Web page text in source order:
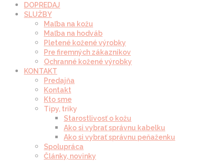
DOPREDAJ
SLUŽBY
Maľba na kožu
Maľba na hodváb
Pletené kožené výrobky
Pre firemných zákazníkov
Ochranné kožené výrobky
KONTAKT
Predajňa
Kontakt
Kto sme
Tipy, triky
Starostlivosť o kožu
Ako si vybrať správnu kabelku
Ako si vybrať správnu peňaženku
Spolupráca
Články, novinky